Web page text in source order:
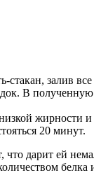
стакан, залив
В
жирности
20 минут.
что дарит ей
белка